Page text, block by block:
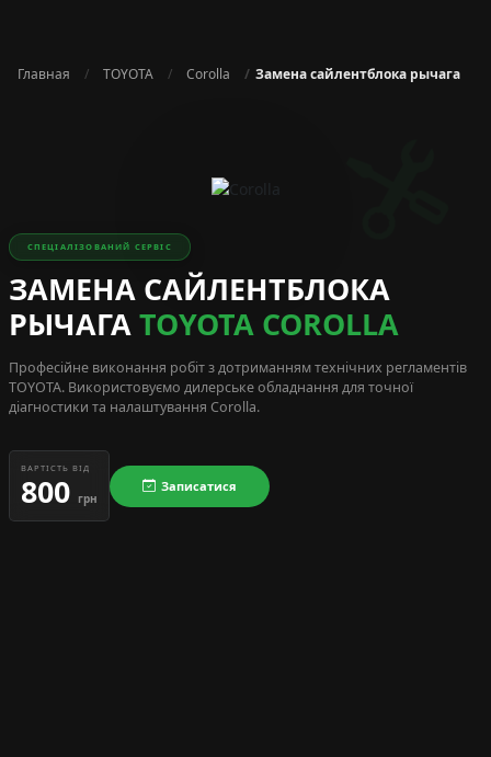
Главная TOYOTA Corolla Замена сайлентблока рычага
СПЕЦІАЛІЗОВАНИЙ СЕРВІС
ЗАМЕНА САЙЛЕНТБЛОКА
РЫЧАГАTOYOTA COROLLA
Професійне виконання робіт з дотриманням технічних регламентів
TOYOTA. Використовуємо дилерське обладнання для точної
діагностики та налаштування Corolla.
ВАРТІСТЬ ВІД
800 грн
Записатися